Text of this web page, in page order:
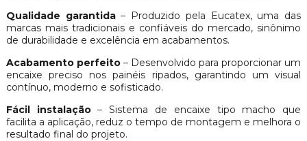
Qualidade garantida– Produzido pela Eucatex, uma das
marcas mais tradicionais e confiáveis do mercado, sinônimo
de durabilidade e excelência em acabamentos.
Acabamento perfeito– Desenvolvido para proporcionar um
encaixe preciso nos painéis ripados, garantindo um visual
contínuo, moderno e sofisticado.
Fácil instalação– Sistema de encaixe tipo macho que
facilita a aplicação, reduz o tempo de montagem e melhora o
resultado final do projeto.